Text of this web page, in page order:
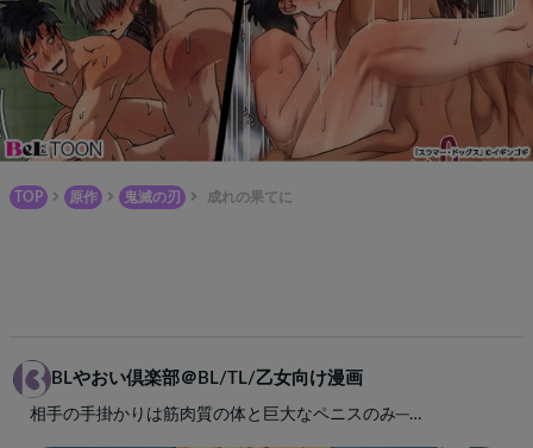
TOP 原作 鬼滅の刃 成れの果てに
BLやおい倶楽部＠BL/TL/乙女向け漫画
相手の手掛かりは筋肉質の体と巨大なペニスのみ─…